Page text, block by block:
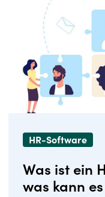
HR-Software
Was ist ein
was kann